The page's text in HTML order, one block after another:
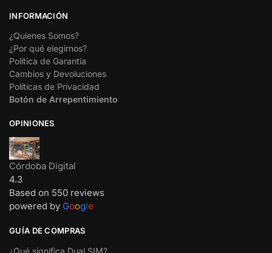
INFORMACIÓN
¿Quienes Somos?
¿Por qué elegirnos?
Política de Garantía
Cambios y Devoluciones
Políticas de Privacidad
Botón de Arrepentimiento
OPINIONES
Córdoba Digital
4.3
Based on 550 reviews
powered by Google
GUÍA DE COMPRAS
¿Qué significa Dual SIM?